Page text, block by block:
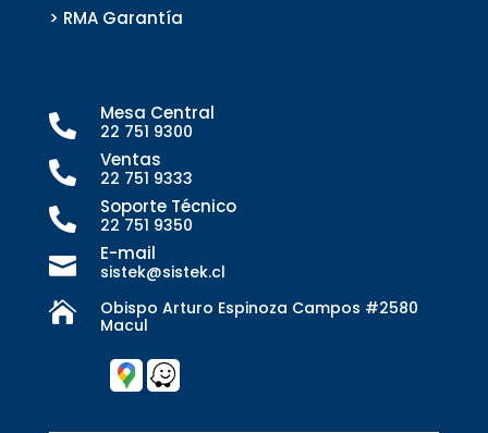
> RMA Garantía
 Mesa Central
22 751 9300
 Ventas
22 751 9333
 Soporte Técnico
22 751 9350
 E-mail
sistek@sistek.cl

Obispo Arturo Espinoza Campos #2580
Macul